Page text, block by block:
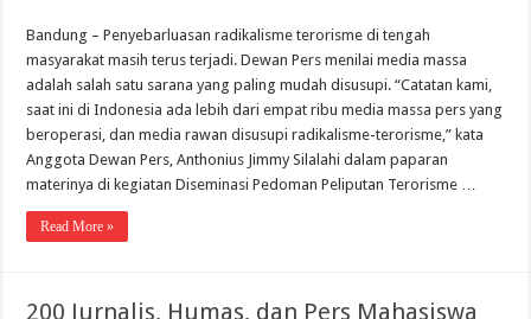
Bandung – Penyebarluasan radikalisme terorisme di tengah
masyarakat masih terus terjadi. Dewan Pers menilai media massa
adalah salah satu sarana yang paling mudah disusupi. “Catatan kami,
saat ini di Indonesia ada lebih dari empat ribu media massa pers yang
beroperasi, dan media rawan disusupi radikalisme-terorisme,” kata
Anggota Dewan Pers, Anthonius Jimmy Silalahi dalam paparan
materinya di kegiatan Diseminasi Pedoman Peliputan Terorisme …
Read More »
200 Jurnalis, Humas, dan Pers Mahasiswa